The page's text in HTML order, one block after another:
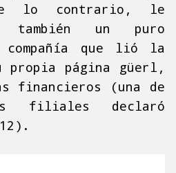
lo contrario, le
también un puro
que lió la
propia página güerl,
financieros (una de
filiales declaró